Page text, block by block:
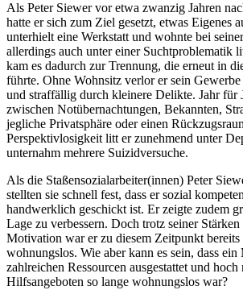
Als Peter Siewer vor etwa zwanzig Jahren
hatte er sich zum Ziel gesetzt, etwas Eigenes
unterhielt eine Werkstatt und wohnte bei
allerdings auch unter einer Suchtproblematik
kam es dadurch zur Trennung, die erneut in
führte. Ohne Wohnsitz verlor er sein
und straffällig durch kleinere Delikte. Jahr für
zwischen Notübernachtungen, Bekannten,
jegliche Privatsphäre oder einen
Perspektivlosigkeit litt er zunehmend unter
unternahm mehrere Suizidversuche.
Als die Staßensozialarbeiter(innen) Peter
stellten sie schnell fest, dass er sozial
handwerklich geschickt ist. Er zeigte zudem
Lage zu verbessern. Doch trotz seiner
Motivation war er zu diesem Zeitpunkt bereits
wohnungslos. Wie aber kann es sein, dass
zahlreichen Ressourcen ausgestattet und
Hilfsangeboten so lange wohnungslos war?